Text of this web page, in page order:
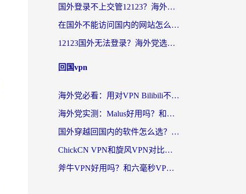
国外登录不上交管12123？海外华人亲测有效的回国加速器选择指南
在国外不能访问国内的网站怎么办？海外党必看的无缝回国上网指南
12123国外无法登录？海外党选对回国加速器，轻松解决国内资源访问难题
回国vpn
海外党必看：用对VPN Bilibili不卡顿，英国玩国内游戏也丝滑——2026回国加速器选择指南
海外党实测：Malus好用吗？和雷霆哪个好？+ 3款热门加速器深度对比
国外穿越回国内的软件怎么选？3年海外党亲测实用指南，告别地域限制
ChickCN VPN和旋风VPN对比哪个回国效果更好？海外党实测回国内网神器指南
斧牛VPN好用吗？和六毫秒VPN对比哪个回国效果更好？海外党亲测实用指南